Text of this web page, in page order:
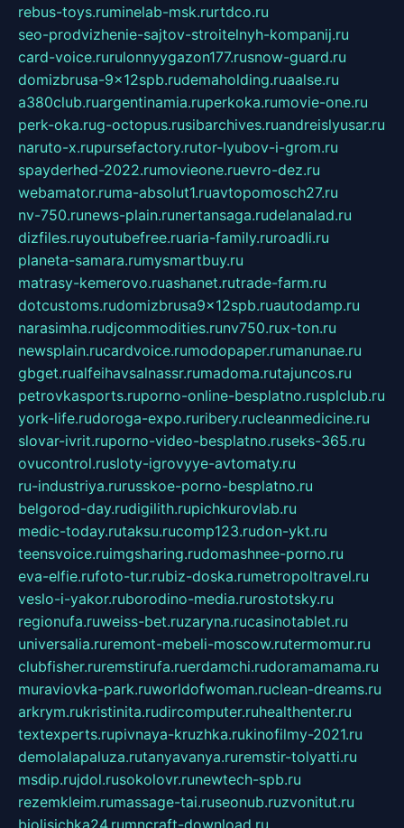
rebus-toys.ruminelab-msk.rurtdco.ru
seo-prodvizhenie-sajtov-stroitelnyh-kompanij.ru
card-voice.rurulonnyygazon177.rusnow-guard.ru
domizbrusa-9x12spb.rudemaholding.ruaalse.ru
a380club.ruargentinamia.ruperkoka.rumovie-one.ru
perk-oka.rug-octopus.rusibarchives.ruandreislyusar.ru
naruto-x.rupursefactory.rutor-lyubov-i-grom.ru
spayderhed-2022.rumovieone.ruevro-dez.ru
webamator.ruma-absolut1.ruavtopomosch27.ru
nv-750.runews-plain.runertansaga.rudelanalad.ru
dizfiles.ruyoutubefree.ruaria-family.ruroadli.ru
planeta-samara.rumysmartbuy.ru
matrasy-kemerovo.ruashanet.rutrade-farm.ru
dotcustoms.rudomizbrusa9x12spb.ruautodamp.ru
narasimha.rudjcommodities.runv750.rux-ton.ru
newsplain.rucardvoice.rumodopaper.rumanunae.ru
gbget.rualfeihavsalnassr.rumadoma.rutajuncos.ru
petrovkasports.ruporno-online-besplatno.rusplclub.ru
york-life.rudoroga-expo.ruribery.rucleanmedicine.ru
slovar-ivrit.ruporno-video-besplatno.ruseks-365.ru
ovucontrol.rusloty-igrovyye-avtomaty.ru
ru-industriya.rurusskoe-porno-besplatno.ru
belgorod-day.rudigilith.rupichkurovlab.ru
medic-today.rutaksu.rucomp123.rudon-ykt.ru
teensvoice.ruimgsharing.rudomashnee-porno.ru
eva-elfie.rufoto-tur.rubiz-doska.rumetropoltravel.ru
veslo-i-yakor.ruborodino-media.rurostotsky.ru
regionufa.ruweiss-bet.ruzaryna.rucasinotablet.ru
universalia.ruremont-mebeli-moscow.rutermomur.ru
clubfisher.ruremstirufa.ruerdamchi.rudoramamama.ru
muraviovka-park.ruworldofwoman.ruclean-dreams.ru
arkrym.rukristinita.rudircomputer.ruhealthenter.ru
textexperts.rupivnaya-kruzhka.rukinofilmy-2021.ru
demolalapaluza.rutanyavanya.ruremstir-tolyatti.ru
msdip.rujdol.rusokolovr.runewtech-spb.ru
rezemkleim.rumassage-tai.ruseonub.ruzvonitut.ru